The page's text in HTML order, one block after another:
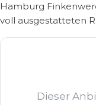
Hamburg
voll ausgestatteten
Dieser